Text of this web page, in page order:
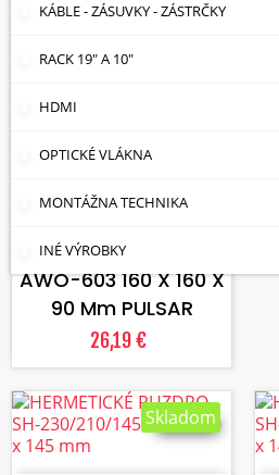
KÁBLE - ZÁSUVKY - ZÁSTRČKY
RACK 19" A 10"
HDMI
OPTICKÉ VLÁKNA
MONTÁŽNA TECHNIKA
INÉ VÝROBKY
VLOŽIŤ DO KOŠÍKA
HERMETICKÉ PUZDRO
AWO-603 160 X 160 X
90 Mm PULSAR
26,19 €
VLOŽIŤ DO KOŠÍKA
Skladom